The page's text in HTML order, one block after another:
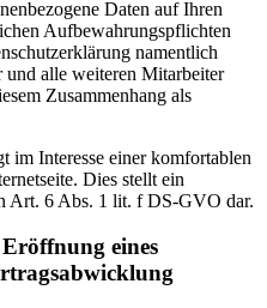
Daten auf Ihren
Aufbewahrungspflichten
namentlich
und alle weiteren Mitarbeiter
Zusammenhang als
im Interesse einer komfortablen
Dies stellt ein
Art. 6 Abs. 1 lit. f DS-GVO dar.
eines